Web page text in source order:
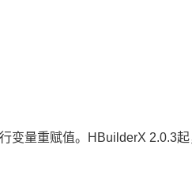
变量重赋值。HBuilderX 2.0.3